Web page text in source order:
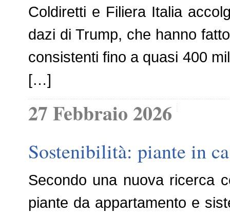
Coldiretti e Filiera Italia
dazi di Trump, che hanno
consistenti fino a quasi 400
[…]
27 Febbraio 2026
Sostenibilità: piante in
Secondo una nuova ricerca
piante da appartamento e